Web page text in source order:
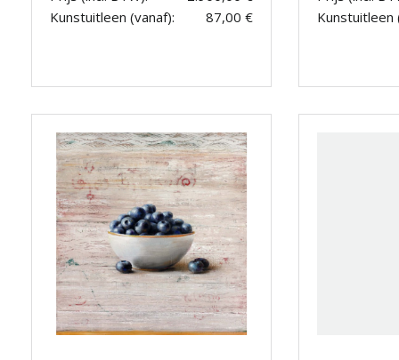
Kunstuitleen (vanaf):
87,00 €
Kunstuitleen